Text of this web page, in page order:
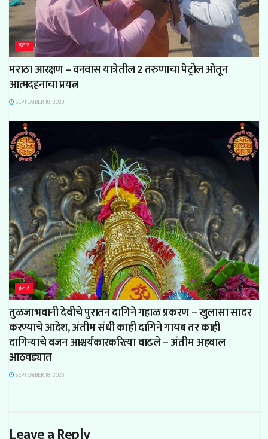
इतर
मराठा आरक्षण – वनवास यात्रेतील 2 तरुणाचा पेट्रोल ओतून
आत्मदहनाचा प्रयत्न
SEPTEMBER 18, 2023
इतर
तुळजाभवानी देवीचे पुरातन दागिने गहाळ प्रकरण – खुलासा सादर
करण्याचे आदेश, अंतीम संधी काही दागिने गायब तर काही
दागिन्याचे वजन आश्चर्यकारकरित्या वाढले – अंतीम अहवाल
आठवड्यात
SEPTEMBER 18, 2023